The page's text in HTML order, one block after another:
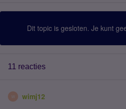
Dit topic is gesloten. Je kunt
11 reacties
W wimj12